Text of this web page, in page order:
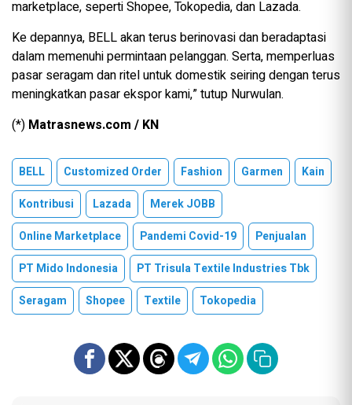
marketplace, seperti Shopee, Tokopedia, dan Lazada.
Ke depannya, BELL akan terus berinovasi dan beradaptasi
dalam memenuhi permintaan pelanggan. Serta, memperluas
pasar seragam dan ritel untuk domestik seiring dengan terus
meningkatkan pasar ekspor kami,” tutup Nurwulan.
(*) Matrasnews.com / KN
BELL Customized Order Fashion Garmen
Kain
Kontribusi
Lazada
Merek JOBB
Online Marketplace
Pandemi Covid-19
Penjualan
PT Mido Indonesia
PT Trisula Textile Industries Tbk
Seragam
Shopee Textile Tokopedia